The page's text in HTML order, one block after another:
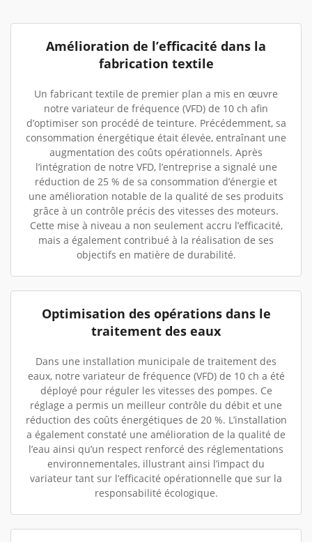
Amélioration de l’efficacité dans la
fabrication textile
Un fabricant textile de premier plan a mis en œuvre
notre variateur de fréquence (VFD) de 10 ch afin
d’optimiser son procédé de teinture. Précédemment, sa
consommation énergétique était élevée, entraînant une
augmentation des coûts opérationnels. Après
l’intégration de notre VFD, l’entreprise a signalé une
réduction de 25 % de sa consommation d’énergie et
une amélioration notable de la qualité de ses produits
grâce à un contrôle précis des vitesses des moteurs.
Cette mise à niveau a non seulement accru l’efficacité,
mais a également contribué à la réalisation de ses
objectifs en matière de durabilité.
Optimisation des opérations dans le
traitement des eaux
Dans une installation municipale de traitement des
eaux, notre variateur de fréquence (VFD) de 10 ch a été
déployé pour réguler les vitesses des pompes. Ce
réglage a permis un meilleur contrôle du débit et une
réduction des coûts énergétiques de 20 %. L’installation
a également constaté une amélioration de la qualité de
l’eau ainsi qu’un respect renforcé des réglementations
environnementales, illustrant ainsi l’impact du
variateur tant sur l’efficacité opérationnelle que sur la
responsabilité écologique.